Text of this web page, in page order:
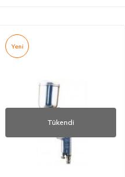
Yeni
Tükendi